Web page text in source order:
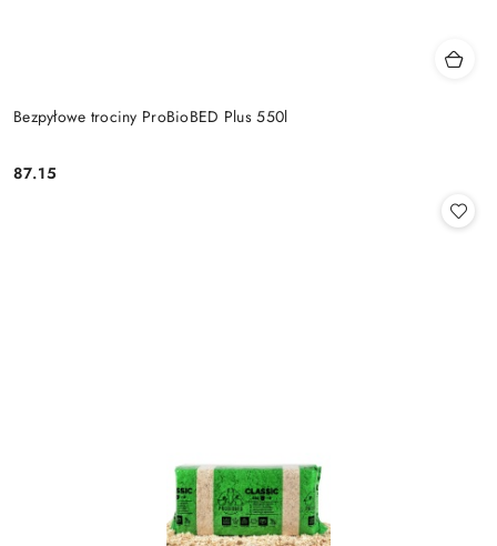
Bezpyłowe trociny ProBioBED Plus 550l
Cena:
87.15